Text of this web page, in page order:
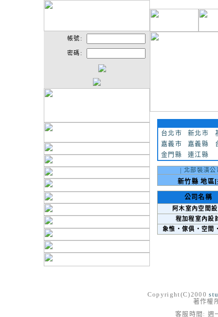
帳號:
密碼:
台北市 新北市
嘉義市
嘉義縣
金門縣
連江縣
|北部裝潢公
新竹縣 地區
公司名稱
阿木室內空間
程加程室內設
象惟‧傢俱‧空間
Copyright(C)2000
著作權
客服時間: 週